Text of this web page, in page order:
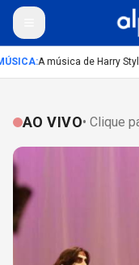
:A música de Harry
AO VIVO• Clique